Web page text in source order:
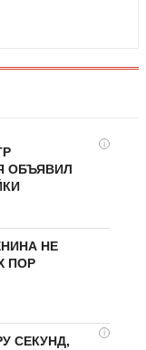
i
ОБЪЯВИЛ
НЕ
ПОР
i
СЕКУНД,